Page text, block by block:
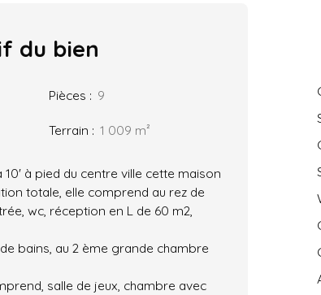
du bien
Pièces : 9
Terrain : 1 009 m²
10' à pied du centre ville cette maison
totale, elle comprend au rez de
wc, réception en L de 60 m2,
bains, au 2 ème grande chambre
salle de jeux, chambre avec